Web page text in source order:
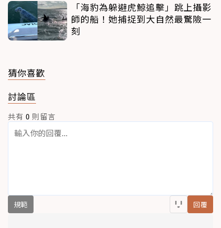
「海豹為躲避虎鯨追擊」跳上攝影
師的船！她捕捉到大自然最驚險一
刻
猜你喜歡
討論區
共有 0 則留言
規範 回覆